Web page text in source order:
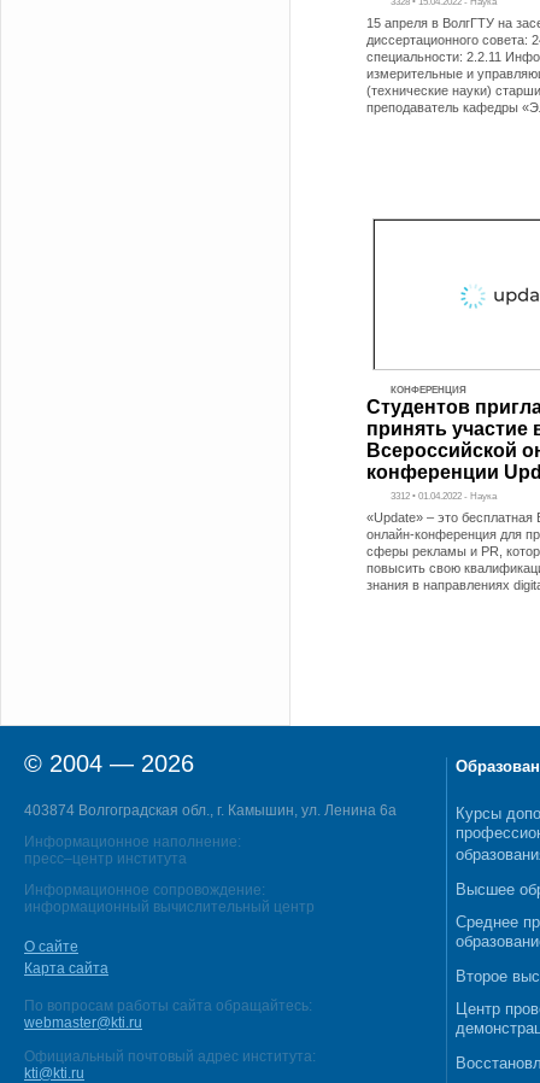
15 апреля в ВолгГТУ на
диссертационного совета:
специальности: 2.2.11
измерительные и
(технические науки)
преподаватель кафедры
КОНФЕРЕНЦИЯ
Студентов
принять участие
Всероссийской
конференции
3312 • 01.04.2022 - Наука
«Update» – это бесплатная
онлайн-конференция для
сферы рекламы и PR,
повысить свою
знания в направлениях
© 2004 — 2026
403874 Волгоградская обл., г. Камышин, ул. Ленина 6а
Информационное наполнение:
пресс–центр института
Информационное сопровождение:
информационный вычислительный центр
О сайте
Карта сайта
По вопросам работы сайта обращайтесь:
webmaster@kti.ru
Официальный почтовый адрес института:
kti@kti.ru
Курсы
Высшее
Среднее
Второе
Центр